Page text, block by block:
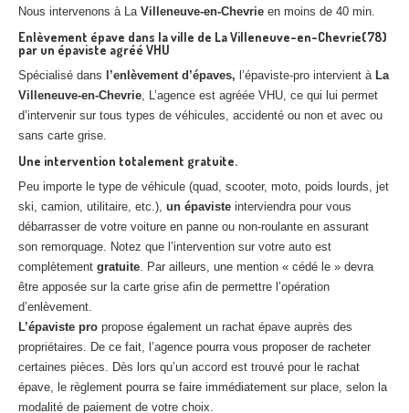
Nous intervenons à La Villeneuve-en-Chevrie en moins de 40 min.
Enlèvement épave dans la ville de La Villeneuve-en-Chevrie(78)
par un épaviste agréé VHU
Spécialisé dans l’enlèvement d’épaves, l’épaviste-pro intervient à La
Villeneuve-en-Chevrie, L’agence est agréée VHU, ce qui lui permet
d’intervenir sur tous types de véhicules, accidenté ou non et avec ou
sans carte grise.
Une intervention totalement gratuite.
Peu importe le type de véhicule (quad, scooter, moto, poids lourds, jet
ski, camion, utilitaire, etc.), un épaviste interviendra pour vous
débarrasser de votre voiture en panne ou non-roulante en assurant
son remorquage. Notez que l’intervention sur votre auto est
complètement gratuite. Par ailleurs, une mention « cédé le » devra
être apposée sur la carte grise afin de permettre l’opération
d’enlèvement.
L’épaviste pro propose également un rachat épave auprès des
propriétaires. De ce fait, l’agence pourra vous proposer de racheter
certaines pièces. Dès lors qu’un accord est trouvé pour le rachat
épave, le règlement pourra se faire immédiatement sur place, selon la
modalité de paiement de votre choix.